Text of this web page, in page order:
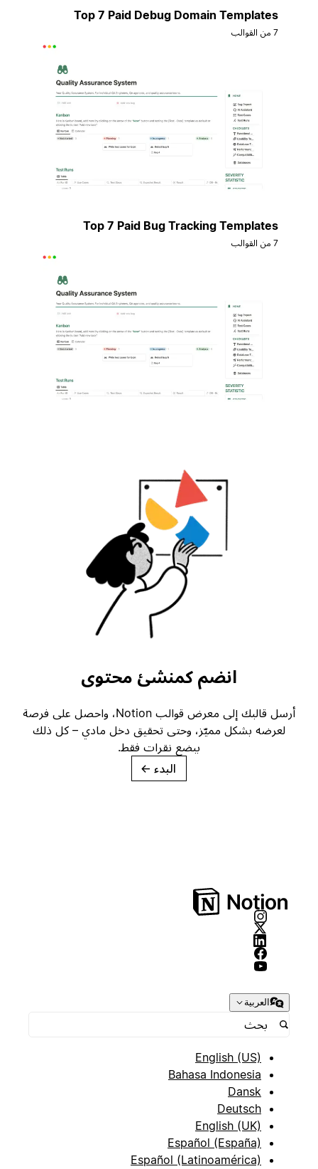
Top 7 Paid Debug Domain Templates
Top 7 Paid Bug Tracking Templates
انضم كمنشئ محتوى
أرسل قالبك إلى معرض قوالب Notion، واحصل على فرصة
لعرضه بشكل مميّز، وحتى تحقيق دخل مادي – كل ذلك
ببضع نقرات فقط.
→
العربية
English (US)
Bahasa Indonesia
Dansk
Deutsch
English (UK)
Español (España)
Español (Latinoamérica)